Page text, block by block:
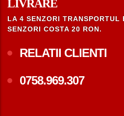
LIVRARE
LA 4 SENZORI TRANSPORTUL
SENZORI COSTA 20 RON.
RELATII CLIENTI
0758.969.307